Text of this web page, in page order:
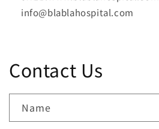
info@blablahospital.com
Contact Us
Name